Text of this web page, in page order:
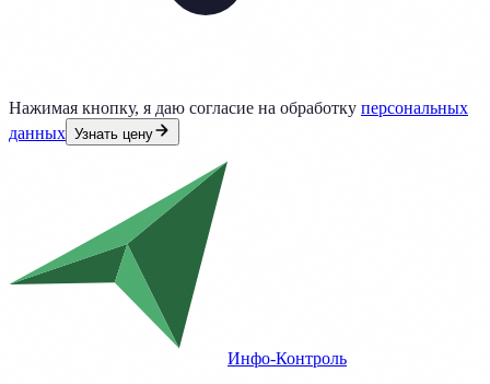
Нажимая кнопку, я даю согласие на обработку персональных
данных Узнать цену
Инфо-Контроль